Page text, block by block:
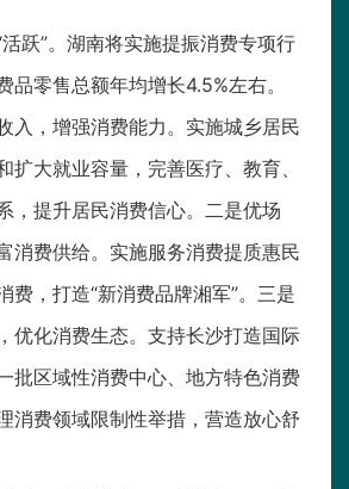
跃”。湖南将实施提振消费专项行
品零售总额年均增长4.5%左右。
入，增强消费能力。实施城乡居民
扩大就业容量，完善医疗、教育、
，提升居民消费信心。二是优场
消费供给。实施服务消费提质惠民
费，打造“新消费品牌湘军”。三是
优化消费生态。支持长沙打造国际
批区域性消费中心、地方特色消费
消费领域限制性举措，营造放心舒